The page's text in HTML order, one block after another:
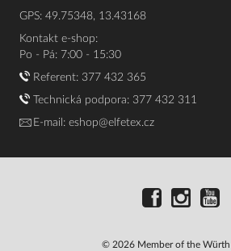
GPS: 49.75348, 13.43168
Kontakt e-shop:
Po - Pá: 7:00 - 15:30
Referent: 377 432 365
Technická podpora: 377 432 311
E-mail: eshop@elfetex.cz
© 2026 Member of the